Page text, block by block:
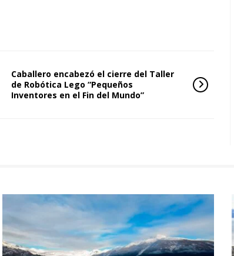
Caballero encabezó el cierre del Taller
de Robótica Lego “Pequeños
Inventores en el Fin del Mundo”